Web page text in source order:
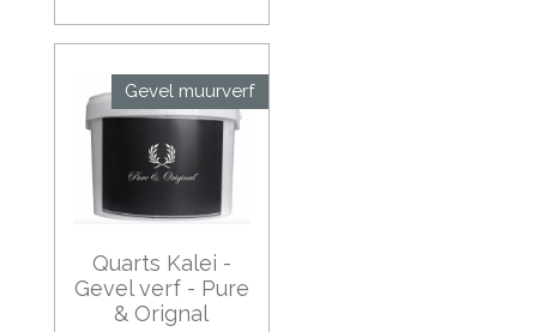
Gevel muurverf
Quarts Kalei -
Gevel verf - Pure
& Orignal